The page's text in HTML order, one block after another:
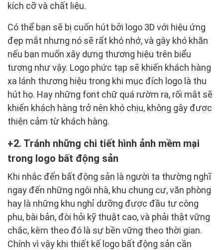
kích cỡ và chất liệu.
Có thể bạn sẽ bị cuốn hút bởi logo 3D với hiệu ứng
đẹp mắt nhưng nó sẽ rất khó nhớ, và gây khó khăn
nếu bạn muốn xây dựng thương hiệu trên biểu
tượng như vậy. Logo phức tạp sẽ khiến khách hàng
xa lánh thương hiệu trong khi mục đích logo là thu
hút họ. Hay những font chữ quá rườm ra, rối mắt sẽ
khiến khách hàng trở nên khó chịu, không gây được
thiện cảm từ khách hàng.
2. Tránh những chi tiết hình ảnh mềm mại
trong logo bất động sản
Khi nhắc đến bất động sản là người ta thường nghĩ
ngay đến những ngôi nhà, khu chung cư, văn phòng
hay là những khu nghỉ dưỡng được đầu tư công
phu, bài bản, đòi hỏi kỹ thuật cao, và phải thật vững
chắc, kèm theo đó là sự bền vững theo thời gian.
Chính vì vậy khi thiết kế logo bất động sản cần